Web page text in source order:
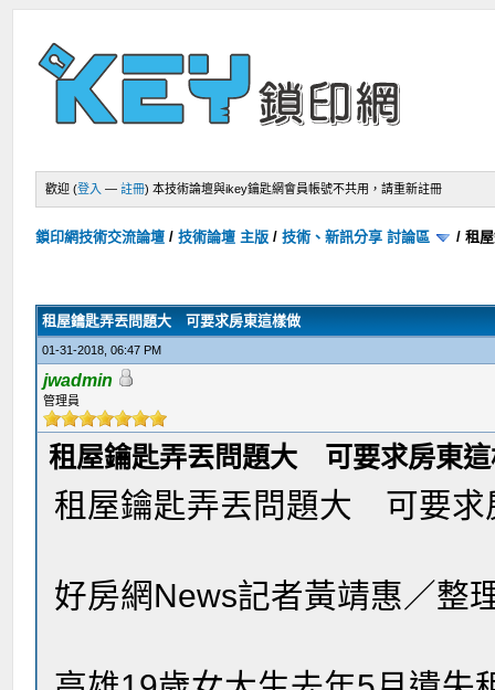
歡迎 (登入 —註冊) 本技術論壇與ikey鑰匙網會員帳號不共用，請重新註冊
鎖印網技術交流論壇 /技術論壇 主版 /技術、新訊分享 討論區 /租
租屋鑰匙弄丟問題大 可要求房東這樣做
01-31-2018, 06:47 PM
jwadmin
管理員
租屋鑰匙弄丟問題大 可要求房東
租屋鑰匙弄丟問題大 可要求
好房網News記者黃靖惠／整